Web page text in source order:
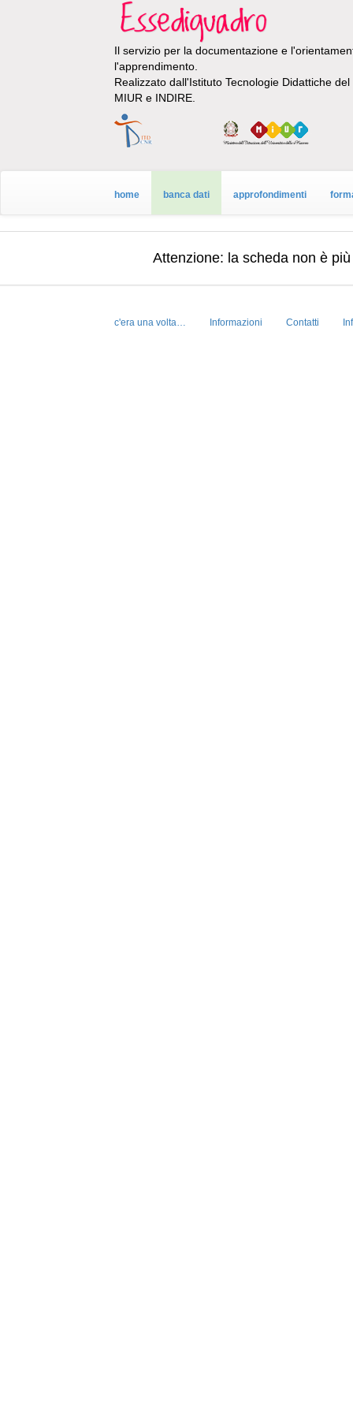
Il servizio per la documentazione e
l'apprendimento.
Realizzato dall'Istituto Tecnologie Didattiche
MIUR e INDIRE.
home banca dati approfondimenti
Attenzione: la scheda non è
c'era una volta… Informazioni Contatti